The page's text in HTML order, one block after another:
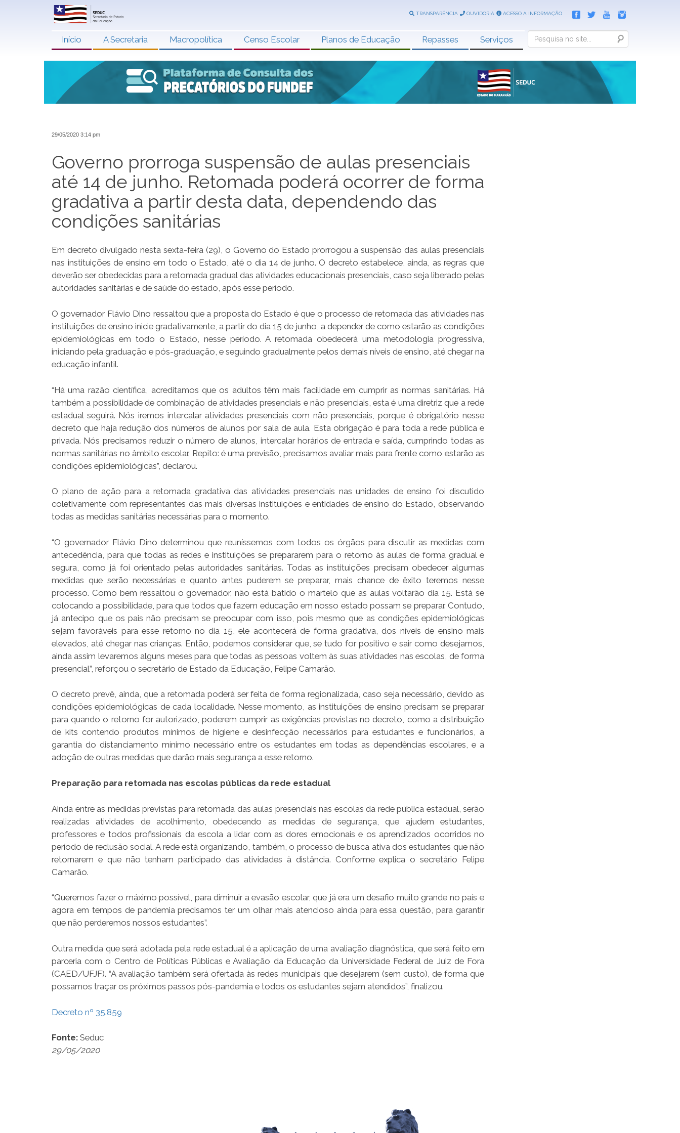
TRANSPARÊNCIA OUVIDORIA ACESSO A INFORMAÇÃO
Início A Secretaria Macropolítica Censo Escolar Planos de Educação Repasses Serviços Search
29/05/2020 3:14 pm
Governo prorroga suspensão de aulas presenciais
até 14 de junho. Retomada poderá ocorrer de forma
gradativa a partir desta data, dependendo das
condições sanitárias
Em decreto divulgado nesta sexta-feira (29), o Governo do Estado prorrogou a suspensão das aulas presenciais
nas instituições de ensino em todo o Estado, até o dia 14 de junho. O decreto estabelece, ainda, as regras que
deverão ser obedecidas para a retomada gradual das atividades educacionais presenciais, caso seja liberado pelas
autoridades sanitárias e de saúde do estado, após esse período.
O governador Flávio Dino ressaltou que a proposta do Estado é que o processo de retomada das atividades nas
instituições de ensino inicie gradativamente, a partir do dia 15 de junho, a depender de como estarão as condições
epidemiológicas em todo o Estado, nesse período. A retomada obedecerá uma metodologia progressiva,
iniciando pela graduação e pós-graduação, e seguindo gradualmente pelos demais níveis de ensino, até chegar na
educação infantil.
“Há uma razão científica, acreditamos que os adultos têm mais facilidade em cumprir as normas sanitárias. Há
também a possibilidade de combinação de atividades presenciais e não presenciais, esta é uma diretriz que a rede
estadual seguirá. Nós iremos intercalar atividades presenciais com não presenciais, porque é obrigatório nesse
decreto que haja redução dos números de alunos por sala de aula. Esta obrigação é para toda a rede pública e
privada. Nós precisamos reduzir o número de alunos, intercalar horários de entrada e saída, cumprindo todas as
normas sanitárias no âmbito escolar. Repito: é uma previsão, precisamos avaliar mais para frente como estarão as
condições epidemiológicas”, declarou.
O plano de ação para a retomada gradativa das atividades presenciais nas unidades de ensino foi discutido
coletivamente com representantes das mais diversas instituições e entidades de ensino do Estado, observando
todas as medidas sanitárias necessárias para o momento.
“O governador Flávio Dino determinou que reuníssemos com todos os órgãos para discutir as medidas com
antecedência, para que todas as redes e instituições se prepararem para o retorno às aulas de forma gradual e
segura, como já foi orientado pelas autoridades sanitárias. Todas as instituições precisam obedecer algumas
medidas que serão necessárias e quanto antes puderem se preparar, mais chance de êxito teremos nesse
processo. Como bem ressaltou o governador, não está batido o martelo que as aulas voltarão dia 15. Está se
colocando a possibilidade, para que todos que fazem educação em nosso estado possam se preparar. Contudo,
já antecipo que os pais não precisam se preocupar com isso, pois mesmo que as condições epidemiológicas
sejam favoráveis para esse retorno no dia 15, ele acontecerá de forma gradativa, dos níveis de ensino mais
elevados, até chegar nas crianças. Então, podemos considerar que, se tudo for positivo e sair como desejamos,
ainda assim levaremos alguns meses para que todas as pessoas voltem às suas atividades nas escolas, de forma
presencial”, reforçou o secretário de Estado da Educação, Felipe Camarão.
O decreto prevê, ainda, que a retomada poderá ser feita de forma regionalizada, caso seja necessário, devido as
condições epidemiológicas de cada localidade. Nesse momento, as instituições de ensino precisam se preparar
para quando o retorno for autorizado, poderem cumprir as exigências previstas no decreto, como a distribuição
de kits contendo produtos mínimos de higiene e desinfecção necessários para estudantes e funcionários, a
garantia do distanciamento mínimo necessário entre os estudantes em todas as dependências escolares, e a
adoção de outras medidas que darão mais segurança a esse retorno.
Preparação para retomada nas escolas públicas da rede estadual
Ainda entre as medidas previstas para retomada das aulas presenciais nas escolas da rede pública estadual, serão
realizadas atividades de acolhimento, obedecendo as medidas de segurança, que ajudem estudantes,
professores e todos profissionais da escola a lidar com as dores emocionais e os aprendizados ocorridos no
período de reclusão social. A rede está organizando, também, o processo de busca ativa dos estudantes que não
retornarem e que não tenham participado das atividades à distância. Conforme explica o secretário Felipe
Camarão.
“Queremos fazer o máximo possível, para diminuir a evasão escolar, que já era um desafio muito grande no país e
agora em tempos de pandemia precisamos ter um olhar mais atencioso ainda para essa questão, para garantir
que não perderemos nossos estudantes”.
Outra medida que será adotada pela rede estadual é a aplicação de uma avaliação diagnóstica, que será feito em
parceria com o Centro de Políticas Públicas e Avaliação da Educação da Universidade Federal de Juiz de Fora
(CAED/UFJF). “A avaliação também será ofertada às redes municipais que desejarem (sem custo), de forma que
possamos traçar os próximos passos pós-pandemia e todos os estudantes sejam atendidos”, finalizou.
Decreto nº 35.859
Fonte: Seduc
29/05/2020